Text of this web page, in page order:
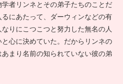
者リンネとその弟子たちのことだ
にあたって、ダーウィンなどの有
りにこつこつと努力した無名の人
心に決めていた。だからリンネの
まり名前の知られていない彼の弟